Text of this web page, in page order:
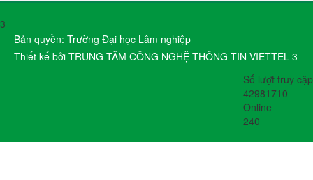
3
Bản quyền: Trường Đại học Lâm nghiệp
Thiết kế bởi TRUNG TÂM CÔNG NGHỆ THÔNG TIN VIETTEL 3
Số lượt truy cập
42981710
Online
240